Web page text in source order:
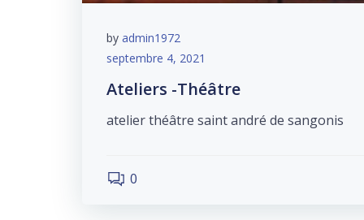
by admin1972
septembre 4, 2021
Ateliers -Théâtre
atelier théâtre saint andré de sangonis
0